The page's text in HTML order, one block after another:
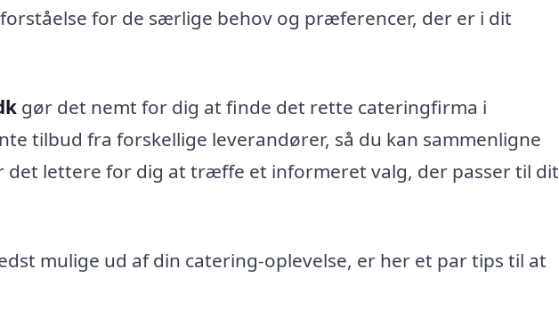
for de særlige behov og præferencer, der er i dit
gør det nemt for dig at finde det rette cateringfirma i
tilbud fra forskellige leverandører, så du kan sammenligne
det lettere for dig at træffe et informeret valg, der passer til dit
mulige ud af din catering-oplevelse, er her et par tips til at